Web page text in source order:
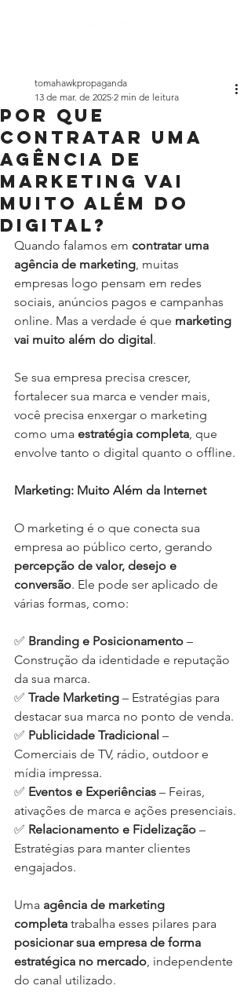
Por que
contratar uma
agência de
marketing vai
muito além do
digital?
tomahawkpropaganda
13 de mar. de 2025 2 min de leitura
Quando falamos em contratar uma
agência de marketing, muitas
empresas logo pensam em redes
sociais, anúncios pagos e campanhas
online. Mas a verdade é que marketing
vai muito além do digital.
Se sua empresa precisa crescer,
fortalecer sua marca e vender mais,
você precisa enxergar o marketing
como uma estratégia completa, que
envolve tanto o digital quanto o offline.
Marketing: Muito Além da Internet
O marketing é o que conecta sua
empresa ao público certo, gerando
percepção de valor, desejo e
conversão. Ele pode ser aplicado de
várias formas, como:
✅ Branding e Posicionamento –
Construção da identidade e reputação
da sua marca.
✅ Trade Marketing – Estratégias para
destacar sua marca no ponto de venda.
✅ Publicidade Tradicional –
Comerciais de TV, rádio, outdoor e
mídia impressa.
✅ Eventos e Experiências – Feiras,
ativações de marca e ações presenciais.
✅ Relacionamento e Fidelização –
Estratégias para manter clientes
engajados.
Uma agência de marketing
completa trabalha esses pilares para
posicionar sua empresa de forma
estratégica no mercado, independente
do canal utilizado.